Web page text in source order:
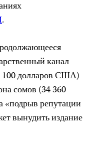
.
канал
100 долларов США)
сомов (34 360
репутации
вынудить издание